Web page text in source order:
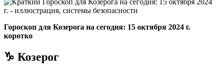
Гороскоп для Козерога на сегодня: 15 октября 2024 г.
коротко
♑ Козерог